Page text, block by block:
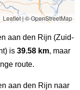
Leaflet|© OpenStreetMap
aan den Rijn (Zuid-
is 39.58 km, maar
route.
aan den Rijn naar